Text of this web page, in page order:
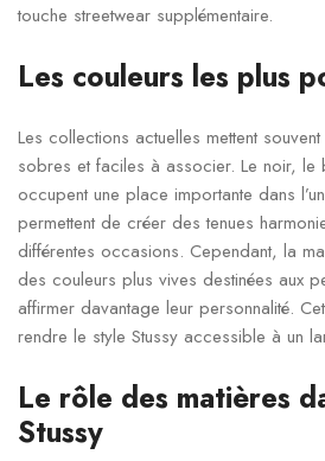
touche streetwear supplémentaire.
Les couleurs les plus
Les collections actuelles mettent
sobres et faciles à associer. Le noir,
occupent une place importante dans
permettent de créer des tenues
différentes occasions. Cependant, la
des couleurs plus vives destinées aux
affirmer davantage leur personnalité.
rendre le style Stussy accessible à un
Le rôle des matières
Stussy